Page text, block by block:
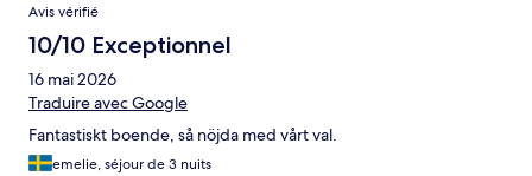
Avis vérifié
10/10 Exceptionnel
16 mai 2026
Traduire avec Google
Fantastiskt boende, så nöjda med vårt val.
emelie, séjour de 3 nuits